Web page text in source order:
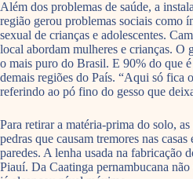
Além dos problemas de saúde, a
região gerou problemas sociais como
sexual de crianças e adolescentes.
local abordam mulheres e crianças. O
o mais puro do Brasil. E 90% do que
demais regiões do País. “Aqui só fica
referindo ao pó fino do gesso que
Para retirar a matéria-prima do solo,
pedras que causam tremores nas
paredes. A lenha usada na fabricação
Piauí. Da Caatinga pernambucana